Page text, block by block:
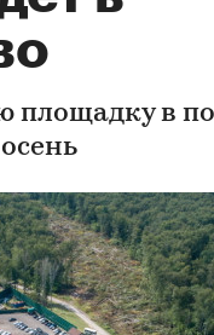
площадку в